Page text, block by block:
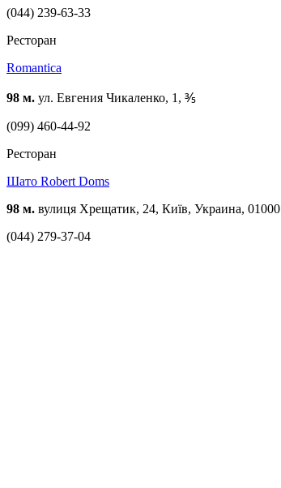
(044) 239-63-33
Ресторан
Romantica
98 м. ул. Евгения Чикаленко, 1, ⅗
(099) 460-44-92
Ресторан
Шато Robert Doms
98 м. вулиця Хрещатик, 24, Київ, Украина, 01000
(044) 279-37-04